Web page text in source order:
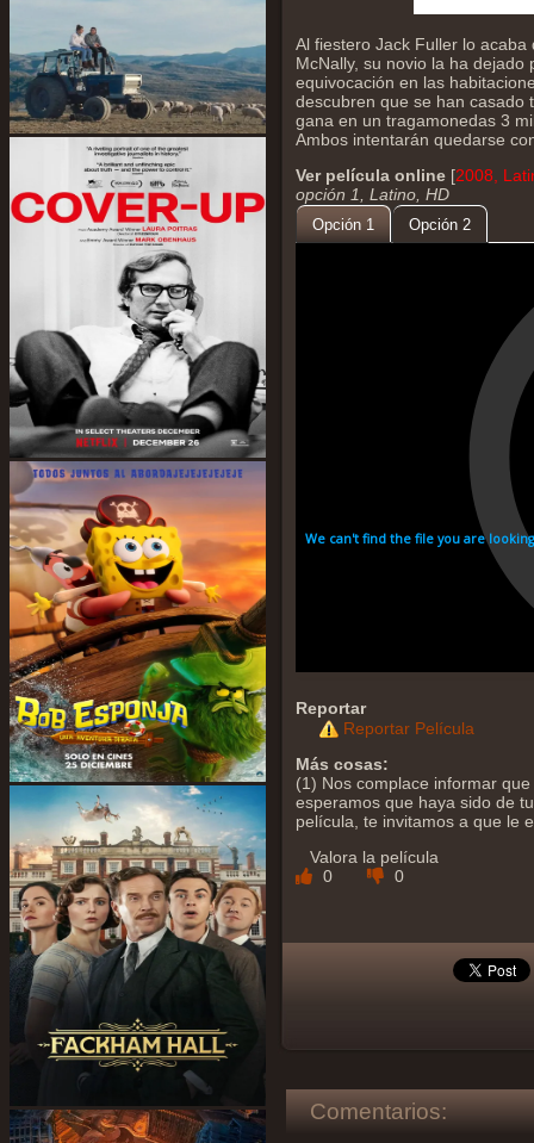
Al fiestero Jack Fuller lo
McNally, su novio la ha
equivocación en las
descubren que se han casado
gana en un tragamonedas 3
Ambos intentarán quedarse
Ver película online [2008,
opción 1, Latino, HD
Opción 1 Opción 2
Reportar
Reportar Película
Más cosas:
(1) Nos complace informar
esperamos que haya sido de
película, te invitamos a que le
Valora la película
0
0
Comentarios: